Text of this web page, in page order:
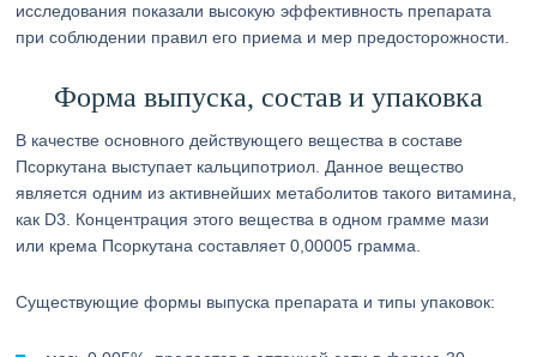
исследования показали высокую эффективность препарата
при соблюдении правил его приема и мер предосторожности.
Форма выпуска, состав и упаковка
В качестве основного действующего вещества в составе
Псоркутана выступает кальципотриол. Данное вещество
является одним из активнейших метаболитов такого витамина,
как D3. Концентрация этого вещества в одном грамме мази
или крема Псоркутана составляет 0,00005 грамма.
Существующие формы выпуска препарата и типы упаковок: